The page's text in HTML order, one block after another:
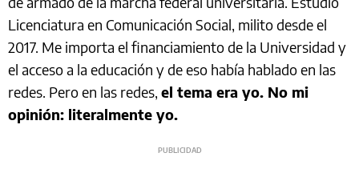
Licenciatura en Comunicación Social, milito desde el
2017. Me importa el financiamiento de la Universidad y
el acceso a la educación y de eso había hablado en las
redes. Pero en las redes, el tema era yo. No mi
opinión: literalmente yo.